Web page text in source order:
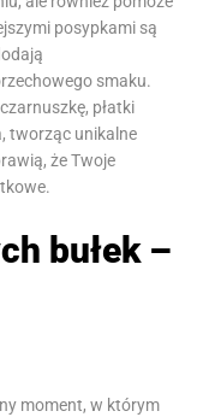
posypkami są
smaku.
płatki
tworząc unikalne
że Twoje
bułek –
moment, w którym